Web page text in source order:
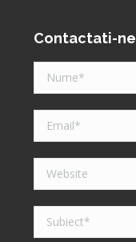
Contactati-ne